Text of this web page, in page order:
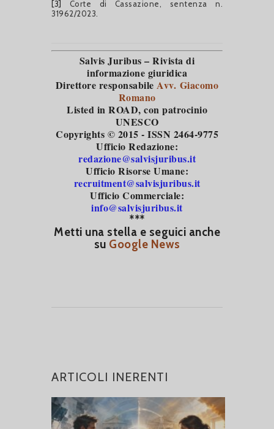
[3]
Corte di Cassazione, sentenza n.
31962/2023.
Salvis Juribus – Rivista di
informazione giuridica
Direttore responsabileAvv. Giacomo
Romano
Listed in ROAD, con patrocinio
UNESCO
Copyrights © 2015 - ISSN 2464-9775
Ufficio Redazione:
redazione@salvisjuribus.it
Ufficio Risorse Umane:
recruitment@salvisjuribus.it
Ufficio Commerciale:
info@salvisjuribus.it
***
Metti una stella e seguici anche
su Google News
ARTICOLI INERENTI